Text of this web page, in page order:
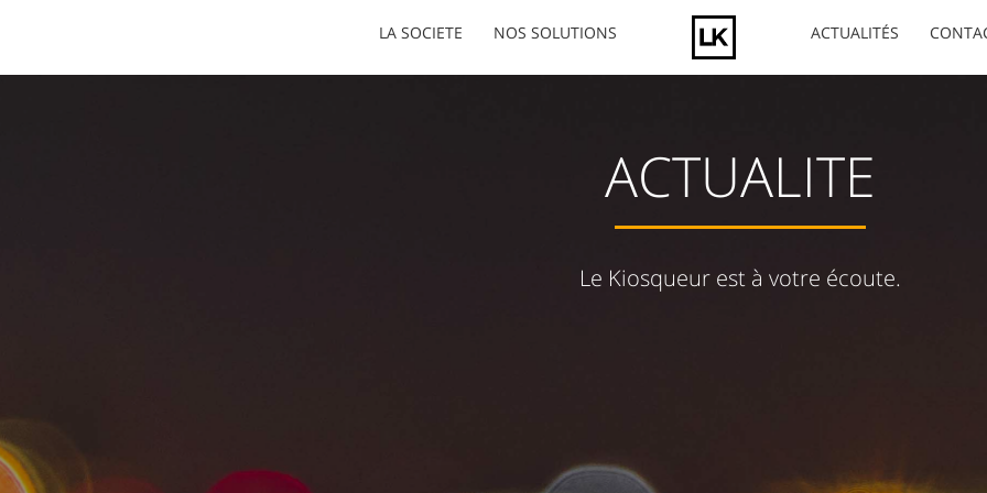
LA SOCIETE NOS SOLUTIONS ACTUALITÉS
ACTUALITE
Le Kiosqueur est à votre écoute.